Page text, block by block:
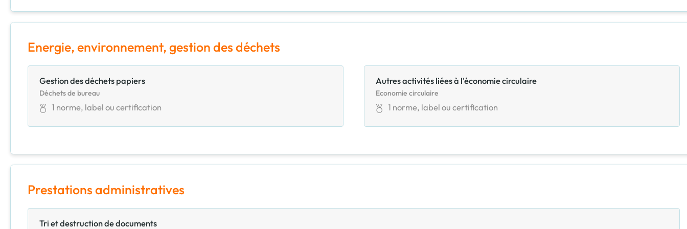
Energie, environnement, gestion des déchets
Gestion des déchets papiers
Déchets de bureau
1 norme, label ou certification
Autres activités liées à l'économie circulaire
Economie circulaire
1 norme, label ou certification
Prestations administratives
Tri et destruction de documents